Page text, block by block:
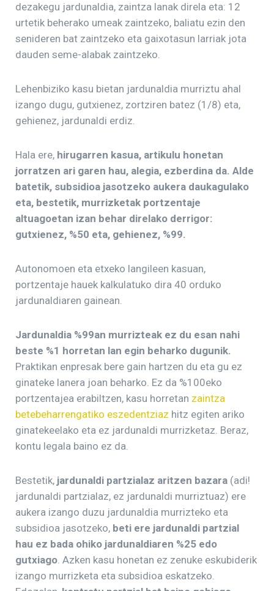
dezakegu jardunaldia, zaintza lanak direla eta: 12
urtetik beherako umeak zaintzeko, baliatu ezin den
senideren bat zaintzeko eta gaixotasun larriak jota
dauden seme-alabak zaintzeko.
Lehenbiziko kasu bietan jardunaldia murriztu ahal
izango dugu, gutxienez, zortziren batez (1/8) eta,
gehienez, jardunaldi erdiz.
Hala ere, hirugarren kasua, artikulu honetan
jorratzen ari garen hau, alegia, ezberdina da. Alde
batetik, subsidioa jasotzeko aukera daukagulako
eta, bestetik, murrizketak portzentaje
altuagoetan izan behar direlako derrigor:
gutxienez, %50 eta, gehienez, %99.
Autonomoen eta etxeko langileen kasuan,
portzentaje hauek kalkulatuko dira 40 orduko
jardunaldiaren gainean.
Jardunaldia %99an murrizteak ez du esan nahi
beste %1 horretan lan egin beharko dugunik.
Praktikan enpresak bere gain hartzen du eta gu ez
ginateke lanera joan beharko. Ez da %100eko
portzentajea erabiltzen, kasu horretan zaintza
betebeharrengatiko eszedentziaz hitz egiten ariko
ginatekeelako eta ez jardunaldi murrizketaz. Beraz,
kontu legala baino ez da.
Bestetik, jardunaldi partzialaz aritzen bazara (adi!
jardunaldi partzialaz, ez jardunaldi murriztuaz) ere
aukera izango duzu jardunaldia murrizteko eta
subsidioa jasotzeko, beti ere jardunaldi partzial
hau ez bada ohiko jardunaldiaren %25 edo
gutxiago. Azken kasu honetan ez zenuke eskubiderik
izango murrizketa eta subsidioa eskatzeko.